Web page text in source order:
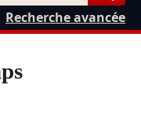
Recherche avancée